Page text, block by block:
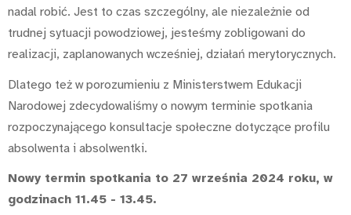
nadal robić. Jest to czas szczególny, ale niezależnie od
trudnej sytuacji powodziowej, jesteśmy zobligowani do
realizacji, zaplanowanych wcześniej, działań merytorycznych.
Dlatego też w porozumieniu z Ministerstwem Edukacji
Narodowej zdecydowaliśmy o nowym terminie spotkania
rozpoczynającego konsultacje społeczne dotyczące profilu
absolwenta i absolwentki.
Nowy termin spotkania to 27 września 2024 roku, w
godzinach 11.45 - 13.45.